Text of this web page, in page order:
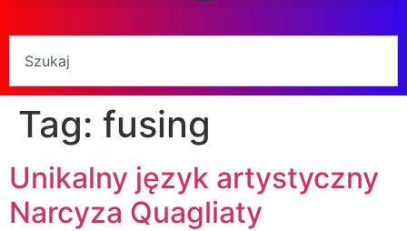
Tag: fusing
Unikalny język artystyczny
Narcyza Quagliaty